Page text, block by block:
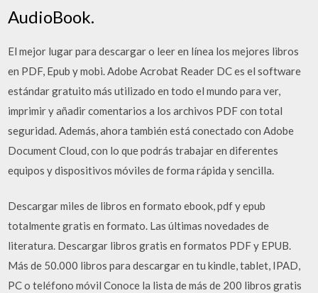
AudioBook.
El mejor lugar para descargar o leer en línea los mejores libros
en PDF, Epub y mobi. Adobe Acrobat Reader DC es el software
estándar gratuito más utilizado en todo el mundo para ver,
imprimir y añadir comentarios a los archivos PDF con total
seguridad. Además, ahora también está conectado con Adobe
Document Cloud, con lo que podrás trabajar en diferentes
equipos y dispositivos móviles de forma rápida y sencilla.
Descargar miles de libros en formato ebook, pdf y epub
totalmente gratis en formato. Las últimas novedades de
literatura. Descargar libros gratis en formatos PDF y EPUB.
Más de 50.000 libros para descargar en tu kindle, tablet, IPAD,
PC o teléfono móvil Conoce la lista de más de 200 libros gratis